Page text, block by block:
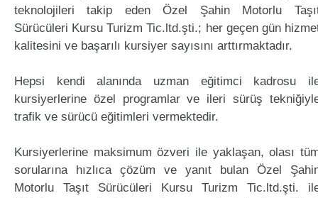
teknolojileri takip eden Özel Şahin Motorlu
Sürücüleri Kursu Turizm Tic.ltd.şti.; her geçen gün
kalitesini ve başarılı kursiyer sayısını arttırmaktadır.
Hepsi kendi alanında uzman eğitimci kadrosu
kursiyerlerine özel programlar ve ileri sürüş
trafik ve sürücü eğitimleri vermektedir.
Kursiyerlerine maksimum özveri ile yaklaşan, olası
sorularına hızlıca çözüm ve yanıt bulan Özel
Motorlu Taşıt Sürücüleri Kursu Turizm Tic.ltd.şti.